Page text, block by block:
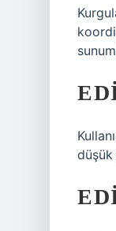
düşük